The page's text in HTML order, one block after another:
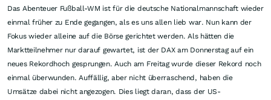
Das Abenteuer Fußball-WM ist für die deutsche Nationalmannschaft wieder
einmal früher zu Ende gegangen, als es uns allen lieb war. Nun kann der
Fokus wieder alleine auf die Börse gerichtet werden. Als hätten die
Marktteilnehmer nur darauf gewartet, ist der DAX am Donnerstag auf ein
neues Rekordhoch gesprungen. Auch am Freitag wurde dieser Rekord noch
einmal überwunden. Auffällig, aber nicht überraschend, haben die
Umsätze dabei nicht angezogen. Dies liegt daran, dass der US-